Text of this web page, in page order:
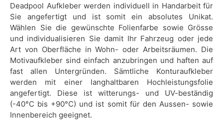
Deadpool Aufkleber werden individuell in Handarbeit für
Sie angefertigt und ist somit ein absolutes Unikat.
Wählen Sie die gewünschte Folienfarbe sowie Grösse
und individualisieren Sie damit Ihr Fahrzeug oder jede
Art von Oberfläche in Wohn- oder Arbeitsräumen. Die
Motivaufkleber sind einfach anzubringen und haften auf
fast allen Untergründen. Sämtliche Konturaufkleber
werden mit einer langhaltbaren Hochleistungsfolie
angefertigt. Diese ist witterungs- und UV-beständig
(-40°C bis +90°C) und ist somit für den Aussen- sowie
Innenbereich geeignet.